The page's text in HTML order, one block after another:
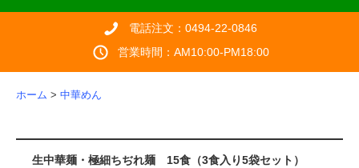
電話注文：0494-22-0846
営業時間：AM10:00-PM18:00
ホーム > 中華めん
生中華麺・極細ちぢれ麺 15食（3食入り5袋セット）